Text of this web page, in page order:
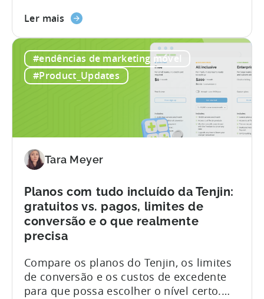
between tools required. Tenjin has
capabilities for its Model Context
Protocol (MCP) Server, making it the first
mobile measurement partner (MMP) to
enable AI assistants to take action...
Ler mais about
the
New
Tenjin
Campaigns,
Fraud
Filters
Without
Your
AI
Assistant
#endências de marketing móvel
#Product_Updates
Tara Meyer
Planos com tudo incluído da Tenjin:
gratuitos vs. pagos, limites de
conversão e o que realmente
precisa
Compare os planos do Tenjin, os limites
de conversão e os custos de excedente
para que possa escolher o nível certo.